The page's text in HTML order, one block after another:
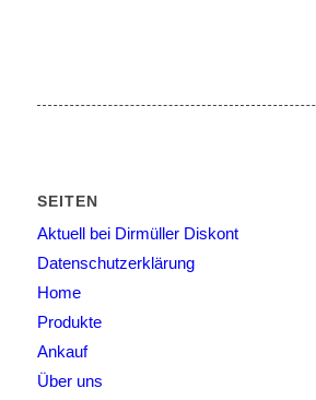
SEITEN
Aktuell bei Dirmüller Diskont
Datenschutzerklärung
Home
Produkte
Ankauf
Über uns